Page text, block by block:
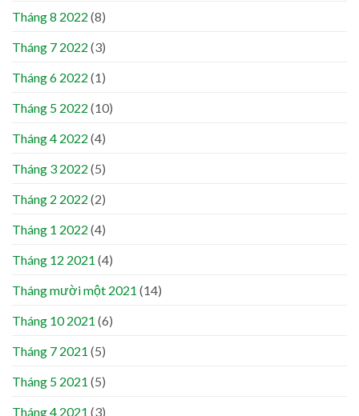
Tháng 8 2022 (8)
Tháng 7 2022 (3)
Tháng 6 2022 (1)
Tháng 5 2022 (10)
Tháng 4 2022 (4)
Tháng 3 2022 (5)
Tháng 2 2022 (2)
Tháng 1 2022 (4)
Tháng 12 2021 (4)
Tháng mười một 2021 (14)
Tháng 10 2021 (6)
Tháng 7 2021 (5)
Tháng 5 2021 (5)
Tháng 4 2021 (3)